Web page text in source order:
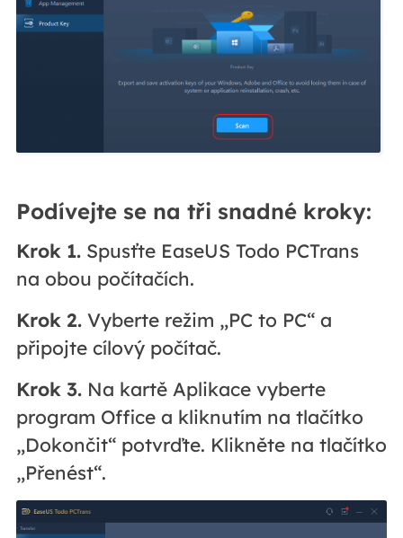
Podívejte se na tři snadné kroky:
Krok 1.Spusťte EaseUS Todo PCTrans
na obou počítačích.
Krok 2.Vyberte režim „PC to PC“ a
připojte cílový počítač.
Krok 3.Na kartě Aplikace vyberte
program Office a kliknutím na tlačítko
„Dokončit“ potvrďte. Klikněte na tlačítko
„Přenést“.